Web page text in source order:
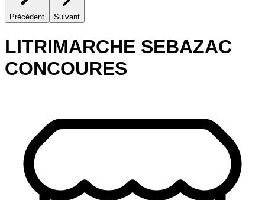
Précédent Suivant
LITRIMARCHE SEBAZAC
CONCOURES